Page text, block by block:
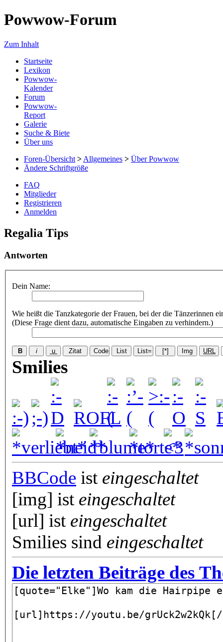
Powwow-Forum
Zum Inhalt
Startseite
Lexikon
Powwow-
Kalender
Forum
Powwow-
Report
Galerie
Suche & Biete
Über uns
Foren-Übersicht > Allgemeines > Über Powwow
Ändere Schriftgröße
FAQ
Mitglieder
Registrieren
Anmelden
Regalia Tips
Antworten
Dein Name:
Wie heißt die Tanzkategorie der Frauen, bei der die Tänzerinnen
(Diese Frage dient dazu, automatische Eingaben zu verhindern.)
Smilies
BBCode ist eingeschaltet
[img] ist eingeschaltet
[url] ist eingeschaltet
Smilies sind eingeschaltet
Die letzten Beiträge des